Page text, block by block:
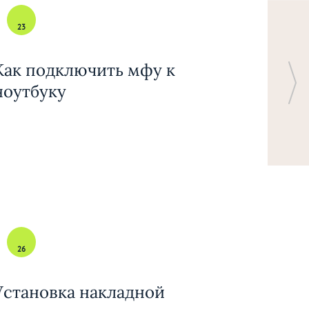
23
подключить мфу к
26
накладной